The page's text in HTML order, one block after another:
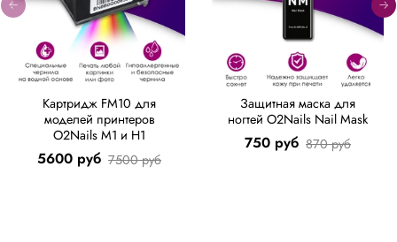
Картридж FM10 для
моделей принтеров
O2Nails M1 и H1
5600 руб 7500 руб
Защитная маска для
ногтей O2Nails Nail Mask
750 руб 870 руб